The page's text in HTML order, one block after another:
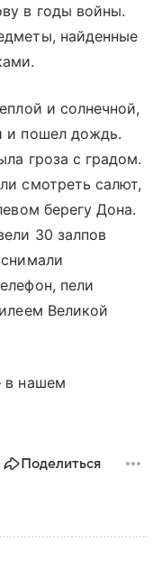
в годы войны.
найденные
и солнечной,
и пошел дождь.
гроза с градом.
смотреть салют,
берегу Дона.
30 залпов
пели
Великой
в нашем
Поделиться